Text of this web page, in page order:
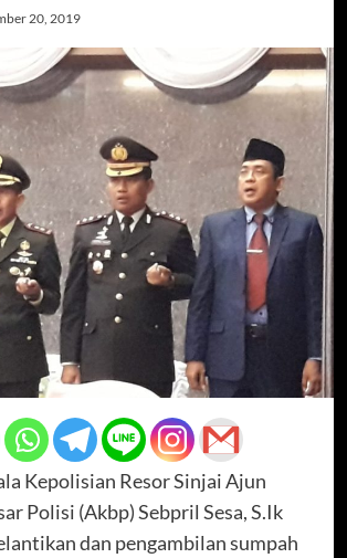
20, 2019
Kepolisian Resor Sinjai Ajun
Polisi (Akbp) Sebpril Sesa, S.Ik
dan pengambilan sumpah